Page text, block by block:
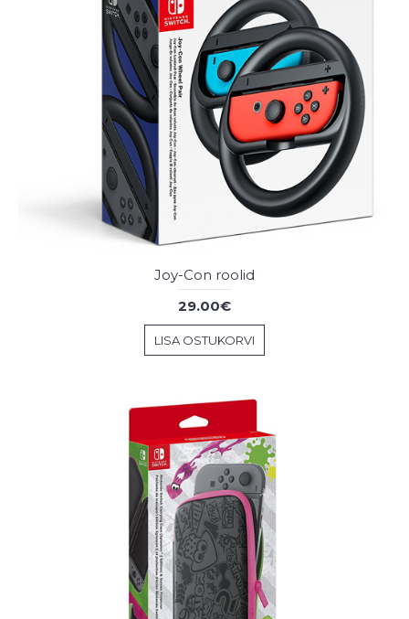
Joy-Con roolid
29.00€
LISA OSTUKORVI